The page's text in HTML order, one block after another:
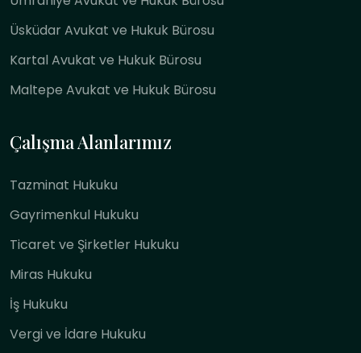
Üsküdar Avukat ve Hukuk Bürosu
Kartal Avukat ve Hukuk Bürosu
Maltepe Avukat ve Hukuk Bürosu
Çalışma Alanlarımız
Tazminat Hukuku
Gayrimenkul Hukuku
Ticaret ve Şirketler Hukuku
Miras Hukuku
İş Hukuku
Vergi ve İdare Hukuku